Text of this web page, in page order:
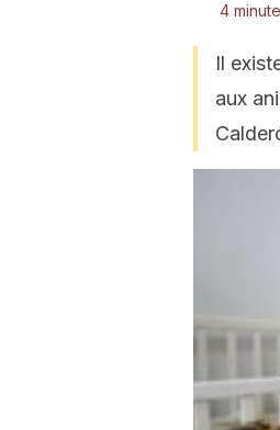
4
Il
aux